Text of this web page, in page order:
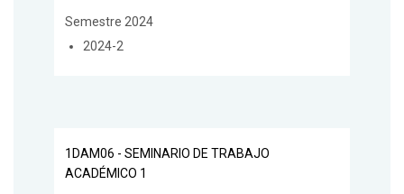
Semestre 2024
2024-2
1DAM06 - SEMINARIO DE TRABAJO
ACADÉMICO 1